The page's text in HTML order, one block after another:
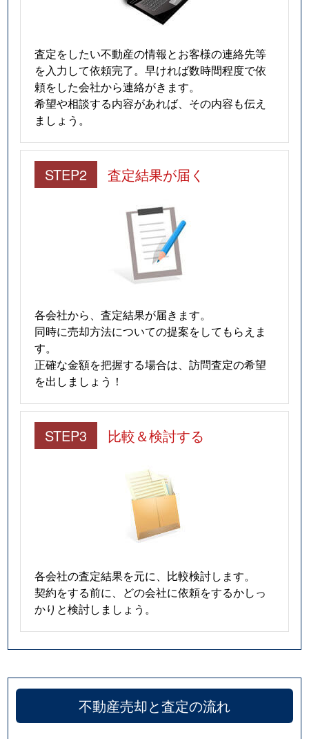
査定をしたい不動産の情報とお客様の連絡先等
を入力して依頼完了。早ければ数時間程度で依
頼をした会社から連絡がきます。
希望や相談する内容があれば、その内容も伝え
ましょう。
STEP2 査定結果が届く
各会社から、査定結果が届きます。
同時に売却方法についての提案をしてもらえま
す。
正確な金額を把握する場合は、訪問査定の希望
を出しましょう！
STEP3 比較＆検討する
各会社の査定結果を元に、比較検討します。
契約をする前に、どの会社に依頼をするかしっ
かりと検討しましょう。
不動産売却と査定の流れ